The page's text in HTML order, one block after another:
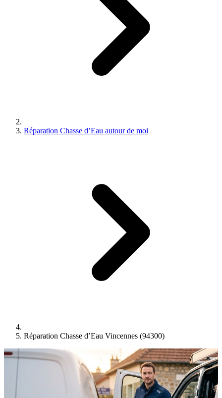
Réparation Chasse d’Eau autour de moi
Réparation Chasse d’Eau Vincennes (94300)